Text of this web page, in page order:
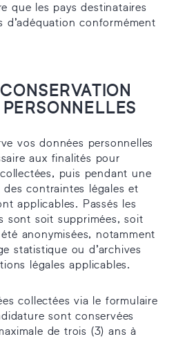
que les pays destinataires
d’adéquation conformément
vos données personnelles
aux finalités pour
puis pendant une
contraintes légales et
applicables. Passés les
sont soit supprimées, soit
anonymisées, notamment
statistique ou d’archives
légales applicables.
collectées via le formulaire
sont conservées
de trois (3) ans à